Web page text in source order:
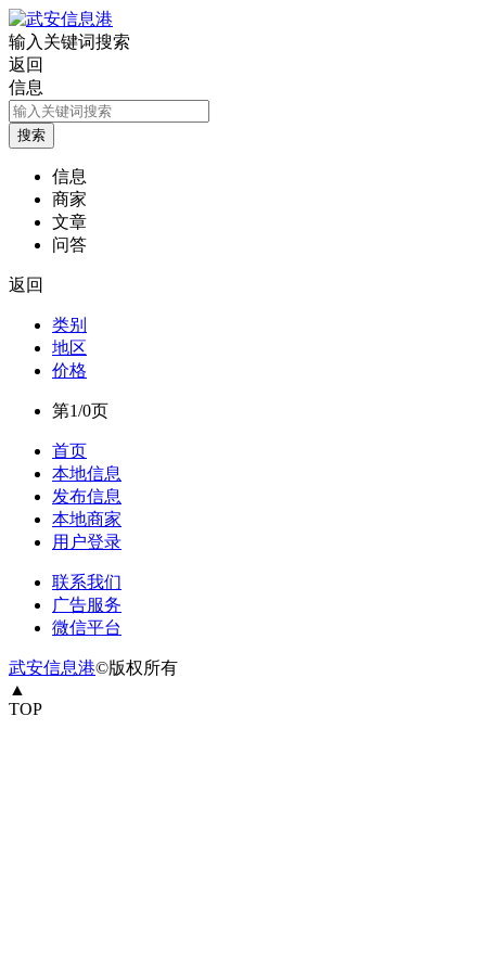
输入关键词搜索
返回
信息
信息
商家
文章
问答
返回
类别
地区
价格
第1/0页
首页
本地信息
发布信息
本地商家
用户登录
联系我们
广告服务
微信平台
武安信息港©版权所有
▲
TOP